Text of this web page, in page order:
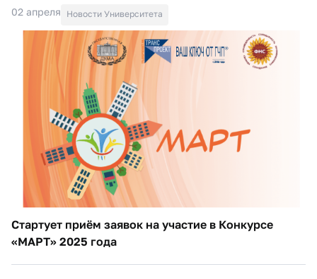
02 апреля Новости Университета
Стартует приём заявок на участие в Конкурсе
«МАРТ» 2025 года